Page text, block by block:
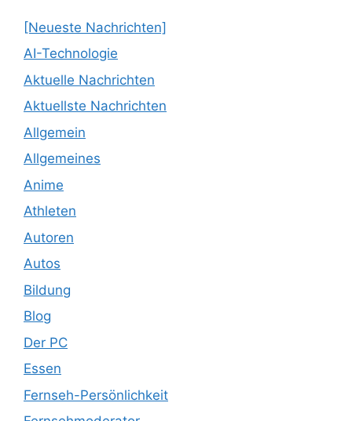
[Neueste Nachrichten]
AI-Technologie
Aktuelle Nachrichten
Aktuellste Nachrichten
Allgemein
Allgemeines
Anime
Athleten
Autoren
Autos
Bildung
Blog
Der PC
Essen
Fernseh-Persönlichkeit